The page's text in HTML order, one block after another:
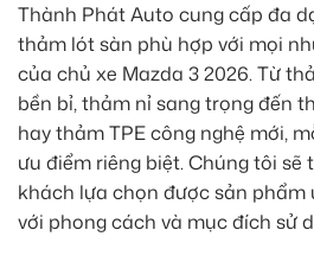
Thành Phát Auto cung cấp đa
thảm lót sàn phù hợp với mọi
của chủ xe Mazda 3 2026. Từ
bền bỉ, thảm nỉ sang trọng đến
hay thảm TPE công nghệ mới,
ưu điểm riêng biệt. Chúng tôi sẽ
khách lựa chọn được sản phẩm
với phong cách và mục đích sử